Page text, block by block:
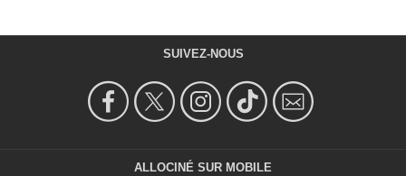
SUIVEZ-NOUS
ALLOCINÉ SUR MOBILE